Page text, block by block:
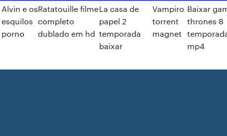
Alvin e os
esquilos
porno
Ratatouille filme
completo
dublado em hd
La casa de
papel 2
temporada
baixar
Vampiro
torrent
magnet
Baixar
thrones 8
mp4